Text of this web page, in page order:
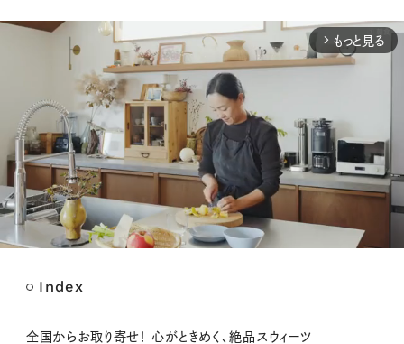
arrow_forward_ios もっと見る
Index
全国からお取り寄せ！ 心がときめく、絶品スウィーツ